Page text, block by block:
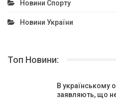
Новини Спорту
Новини України
Топ Новини:
В українському
заявляють, що